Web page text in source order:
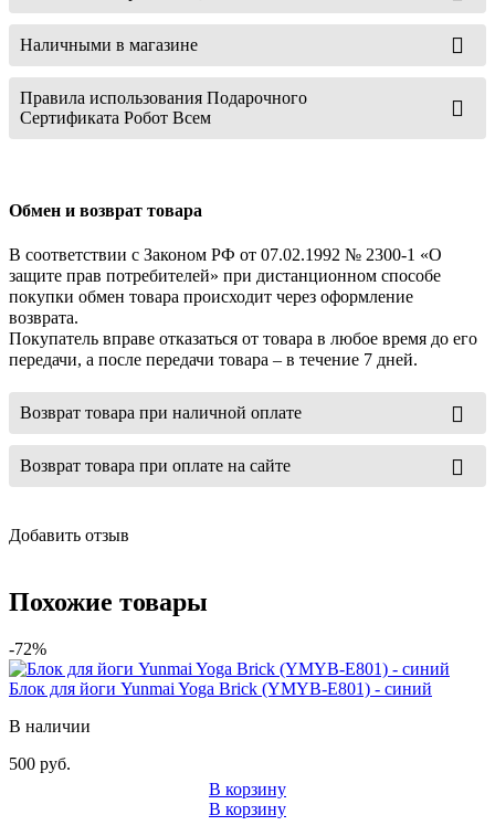
Наличными в магазине
Правила использования Подарочного
Сертификата Робот Всем
Обмен и возврат товара
В соответствии с Законом РФ от 07.02.1992 № 2300-1 «О
защите прав потребителей» при дистанционном способе
покупки обмен товара происходит через оформление
возврата.
Покупатель вправе отказаться от товара в любое время до его
передачи, а после передачи товара – в течение 7 дней.
Возврат товара при наличной оплате
Возврат товара при оплате на сайте
Добавить отзыв
Похожие товары
-72%
Блок для йоги Yunmai Yoga Brick (YMYB-E801) - синий
В наличии
500 руб.
В корзину
В корзину